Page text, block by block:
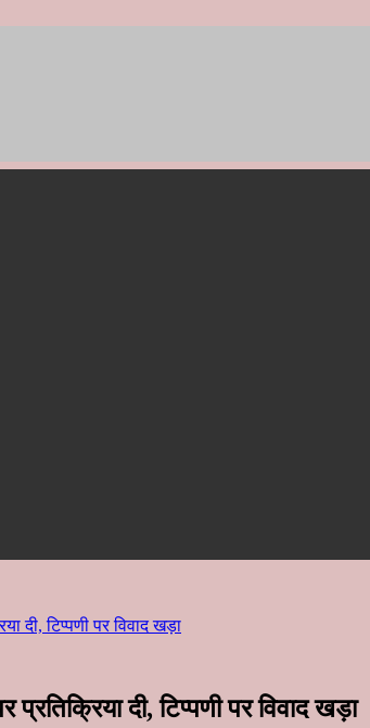
दी, टिप्पणी पर विवाद खड़ा
दी, टिप्पणी पर विवाद खड़ा